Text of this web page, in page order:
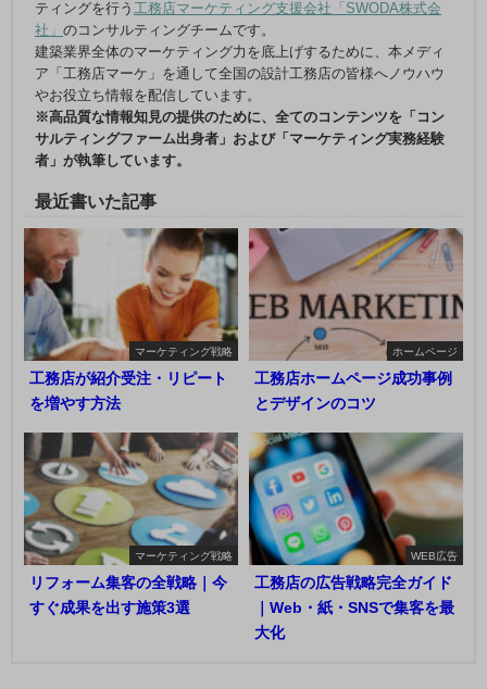
ティングを行う
工務店マーケティング支援会社「SWODA株式会
社」 のコンサルティングチームです。
建築業界全体のマーケティング力を底上げするために、本メディ
ア「工務店マーケ」を通して全国の設計工務店の皆様へノウハウ
やお役立ち情報を配信しています。
※高品質な情報知見の提供のために、全てのコンテンツを「コン
サルティングファーム出身者」および「マーケティング実務経験
者」が執筆しています。
最近書いた記事
マーケティング戦略
工務店が紹介受注・リピート
を増やす方法
ホームページ
工務店ホームページ成功事例
とデザインのコツ
マーケティング戦略
リフォーム集客の全戦略｜今
すぐ成果を出す施策3選
WEB広告
工務店の広告戦略完全ガイド
｜Web・紙・SNSで集客を最
大化